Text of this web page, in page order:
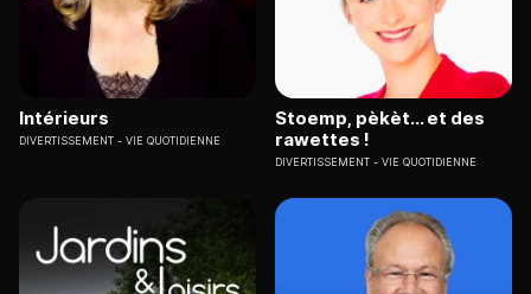
Intérieurs
DIVERTISSEMENT VIE QUOTIDIENNE
Stoemp, pèkèt... et des
rawettes !
DIVERTISSEMENT VIE QUOTIDIENNE